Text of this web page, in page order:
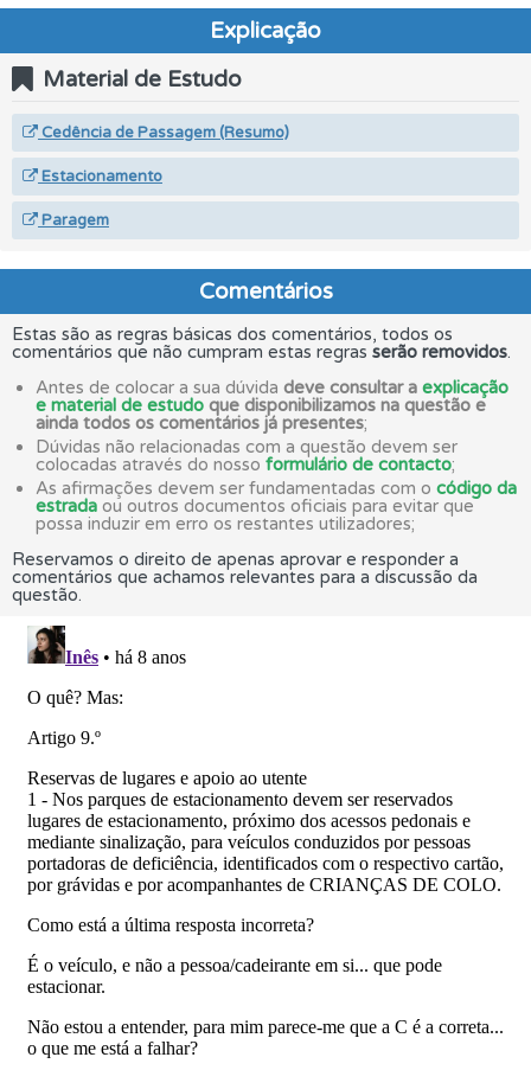
Explicação
Material de Estudo
Cedência de Passagem (Resumo)
Estacionamento
Paragem
Comentários
Estas são as regras básicas dos comentários, todos os
comentários que não cumpram estas regras serão removidos.
Antes de colocar a sua dúvida deve consultar a explicação
e material de estudo que disponibilizamos na questão e
ainda todos os comentários já presentes;
Dúvidas não relacionadas com a questão devem ser
colocadas através do nosso formulário de contacto;
As afirmações devem ser fundamentadas com o código da
estrada ou outros documentos oficiais para evitar que
possa induzir em erro os restantes utilizadores;
Reservamos o direito de apenas aprovar e responder a
comentários que achamos relevantes para a discussão da
questão.